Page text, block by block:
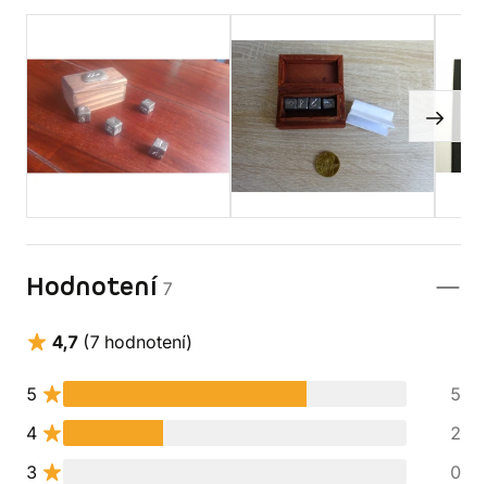
Hodnotení 7
4,7 (7 hodnotení)
5
5
4
2
3
0